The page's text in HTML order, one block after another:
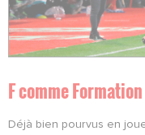
F comme Formation
Déjà bien pourvus en